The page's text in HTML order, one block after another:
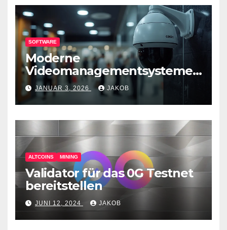
SOFTWARE
Moderne
Videomanagementsysteme
(VMS) – mehr als nur
Überwachungswerkzeuge
JANUAR 3, 2026 JAKOB
ALTCOINS MINING
Validator für das 0G Testnet
bereitstellen
JUNI 12, 2024 JAKOB